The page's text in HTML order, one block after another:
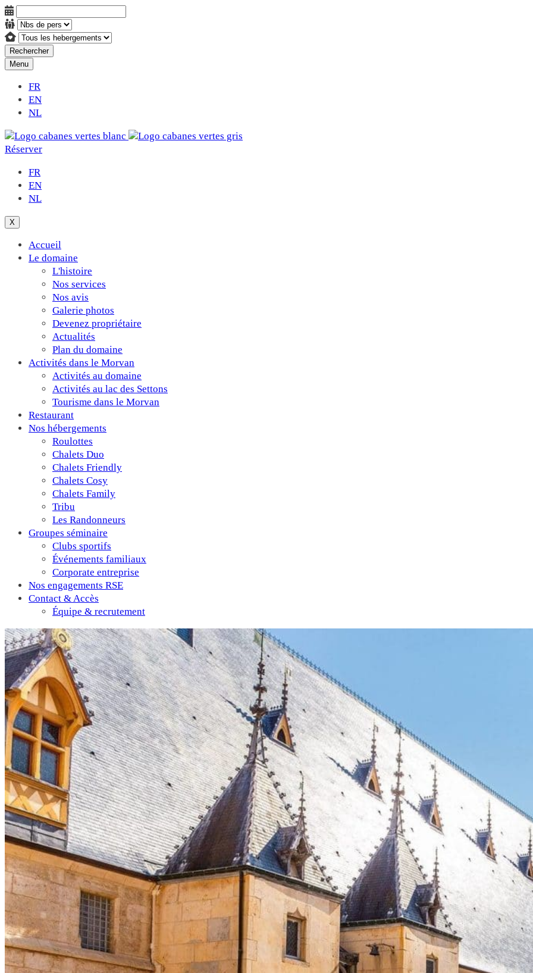
Rechercher
Menu
FR
EN
NL
Réserver
FR
EN
NL
X
Accueil
Le domaine
L'histoire
Nos services
Nos avis
Galerie photos
Devenez propriétaire
Actualités
Plan du domaine
Activités dans le Morvan
Activités au domaine
Activités au lac des Settons
Tourisme dans le Morvan
Restaurant
Nos hébergements
Roulottes
Chalets Duo
Chalets Friendly
Chalets Cosy
Chalets Family
Tribu
Les Randonneurs
Groupes séminaire
Clubs sportifs
Événements familiaux
Corporate entreprise
Nos engagements RSE
Contact & Accès
Équipe & recrutement